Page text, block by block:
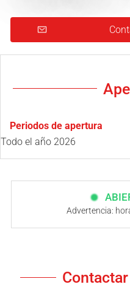
Periodos de apertura
Todo el año 2026
Advertencia: